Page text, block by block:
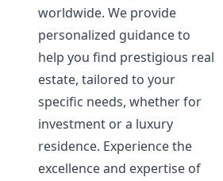
worldwide. We provide
personalized guidance to
help you find prestigious real
estate, tailored to your
specific needs, whether for
investment or a luxury
residence. Experience the
excellence and expertise of